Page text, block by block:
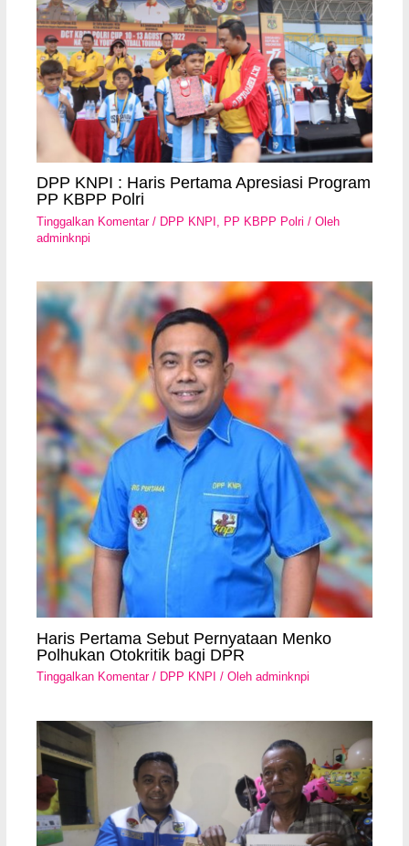
DPP KNPI : Haris Pertama Apresiasi Program
PP KBPP Polri
Tinggalkan Komentar / DPP KNPI PP KBPP Polri / Oleh
adminknpi
Haris Pertama Sebut Pernyataan Menko
Polhukan Otokritik bagi DPR
Tinggalkan Komentar / DPP KNPI / Olehadminknpi